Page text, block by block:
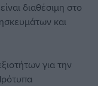
διαθέσιμη στο
και
για την